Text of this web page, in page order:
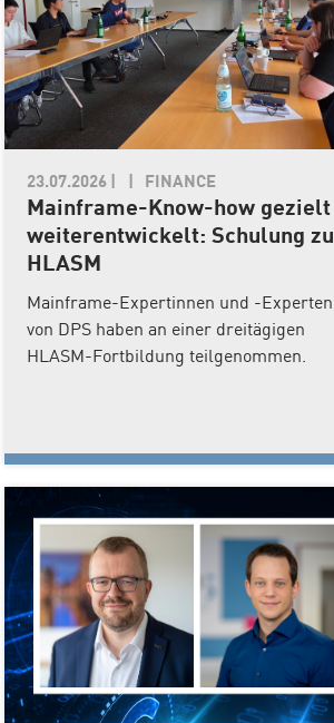
23.07.2026| FINANCE
Mainframe-Know-how gezielt
weiterentwickelt: Schulung zu
HLASM
Mainframe-Expertinnen und -Experten
von DPS haben an einer dreitägigen
HLASM-Fortbildung teilgenommen.